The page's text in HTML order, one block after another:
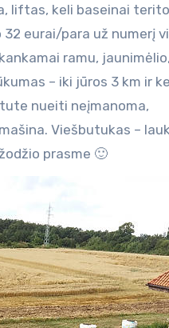
liftas, keli baseinai
eurai/para už numerį
ramu,
– iki jūros 3 km ir
nueiti neįmanoma,
Viešbutukas –
prasme 🙂